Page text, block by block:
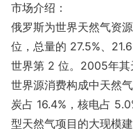
市场介绍：
俄罗斯为世界天然气资
位，总量的 27.5%、
世界第 2 位。2005年其
世界源消费构成中天然
炭占 16.4%，核电占
型天然气项目的大现模